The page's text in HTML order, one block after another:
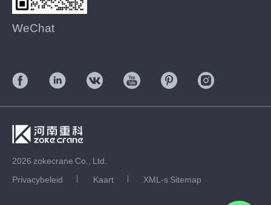
WeChat
2026 zokecrane Co., Ltd.
Privacybeleid
Kaart XML-s Sitemap